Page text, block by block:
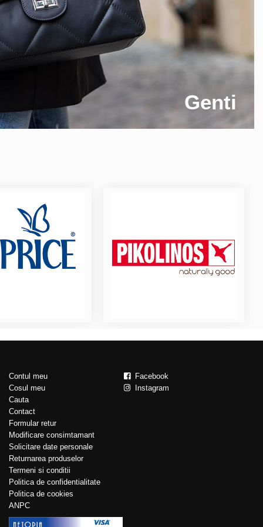
Genti
Contul meu
Cosul meu
Cauta
Contact
Formular retur
Modificare consimtamant
Solicitare date personale
Returnarea produselor
Termeni si conditii
Politica de confidentialitate
Politica de cookies
ANPC
Facebook
Instagram